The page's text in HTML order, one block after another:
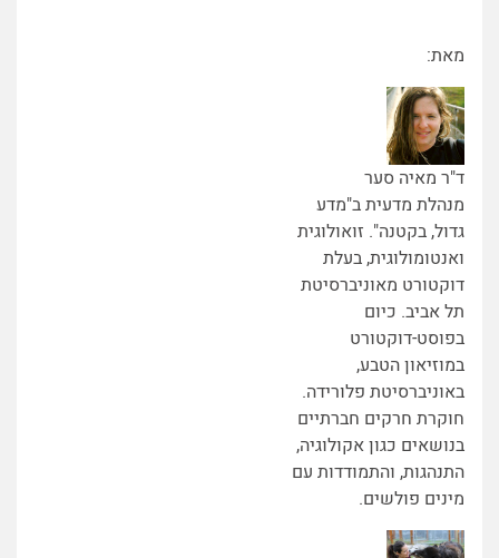
מאת:
ד"ר מאיה סער
מנהלת מדעית ב"מדע
גדול, בקטנה". זואולוגית
ואנטומולוגית, בעלת
דוקטורט מאוניברסיטת
תל אביב. כיום
בפוסט-דוקטורט
במוזיאון הטבע,
באוניברסיטת פלורידה.
חוקרת חרקים חברתיים
בנושאים כגון אקולוגיה,
התנהגות, והתמודדות עם
מינים פולשים.